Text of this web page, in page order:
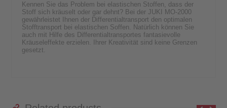
Kennen Sie das Problem bei elastischen Stoffen, dass der
Stoff sich kräuselt oder gar dehnt? Bei der JUKI MO-2000
gewährleistet Ihnen der Differentialtransport den optimalen
Stofftransport bei elastischen Soffen. Natürlich können Sie
auch mit Hilfe des Differentialtransportes fantasievolle
Kräuseleffekte erzielen. Ihrer Kreativität sind keine Grenzen
gesetzt.